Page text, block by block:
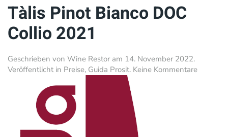
Tàlis Pinot Bianco DOC
Collio 2021
Geschrieben von Wine Restor am 14. November 2022.
Veröffentlicht in Preise, Guida Prosit. Keine Kommentarezu